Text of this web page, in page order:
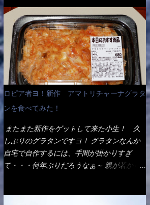
ほど茹で上げた状態です。 当家には、高齢
者がいるので少し柔らかく・・・ 茹で上が
った饂飩は、お店の饂飩に比べ＜細い＞で
す。 どちらかと云えば、稲庭饂飩的な太さ
ですね。 さてこれを、どの様に食べるか？
長葱無かったので、玉葱を刻んで八王子ラー
メン風月見つけうどん！ 冷やし釜あげうど
ん～です。 ラーメン丼に、冷水を軽く張っ
て饂飩を盛り付け、お椀に昆布出汁つゆと長
した。 良いじゃないか～...
が・・・今も変わらないと思うけど・・・
これが出てくると、カウンター中からOH～
と声が飛ぶ！ 写真は、キャベツ少なめでお
願いしています。 皿のサイズは、直径30cm
ほどあります。 そこにドカ盛のキャベツと
御飯にカレーがかかっています。 カレーは
辛く無く、食べやすいタイプです。 それじ
ゃ～カツは、ハムカツ程度の薄さだろう？と
思われるかもしれないが・・・違う！ チャ
も揚げたての熱々です。 これを難なく完食
出来なければ、漢では無い！と云っても過言
ではないだろう。 この他も、兎に角ボリュ
ーム満点で＜薄カツ＞と呼ばれるメニュー
が薄いから、2枚乗せにしたらしいけ
になった乾麺が普通でしょう。マルタイでは
＜棒状＞なのです。 素麺や日本蕎麦などの
乾麺と一緒ですね！ そんなマルタイ棒状ラ
ーメンを、OKストアで見かけ思わず手に取
って買い物篭へ 坦々まぜそばと＜数量限定
＞宮崎辛麺風ラーメン オーッといきなり私
の胃袋をグサッと・・・・ 棒状インスタン
トラーメンのデビューが決まりました。
か・ら・め・ん・辛麺！ 宮崎辛麺はチャル
メラや日清からも出されている、辛口のラー
メンじゃん！！ 酸っぱくしたら、酸辣湯
麺？なんてね。 よし今日のサラメシは、宮
崎辛麺にしよう！ それではまず袋を開ける
ない姿・・・何だかチョッと高級感的
ロピア者ヨ！新作 アマトリチャーナグラタ
ンを食べてみた！
またまた新作をゲットして来た小生！ 久
しぶりのグラタンですヨ！ グラタンなんか
自宅で自作するには、手間が掛かりすぎ
て・・・何年ぶりだろうなぁ～ 親が若かり